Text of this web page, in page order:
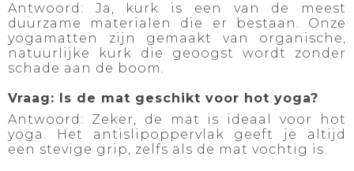
Antwoord: Ja, kurk is een van de meest
duurzame materialen die er bestaan. Onze
yogamatten zijn gemaakt van organische,
natuurlijke kurk die geoogst wordt zonder
schade aan de boom.
Vraag: Is de mat geschikt voor hot yoga?
Antwoord: Zeker, de mat is ideaal voor hot
yoga. Het antislipoppervlak geeft je altijd
een stevige grip, zelfs als de mat vochtig is.